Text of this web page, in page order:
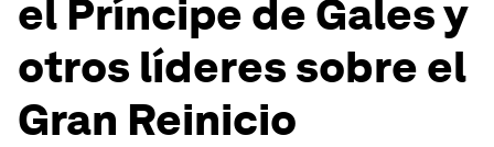
el Príncipe de Gales y
otros líderes sobre el
Gran Reinicio